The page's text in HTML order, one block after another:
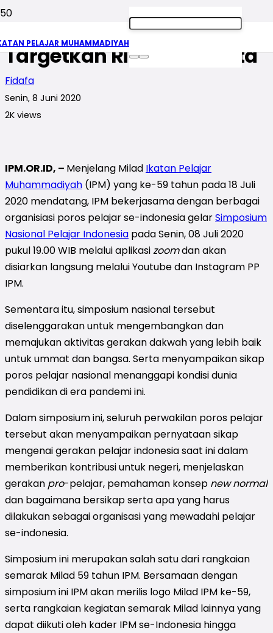
PELAJAR MUHAMMADIYAH
Semarak Milad IPM
Targetkan Ribuan Peserta
Fidafa
Senin, 8 Juni 2020
2K views
IPM.OR.ID, – Menjelang Milad Ikatan Pelajar
Muhammadiyah (IPM) yang ke-59 tahun pada 18 Juli
2020 mendatang, IPM bekerjasama dengan berbagai
organisiasi poros pelajar se-indonesia gelarSimposium
Nasional Pelajar Indonesia pada Senin, 08 Juli 2020
pukul 19.00 WIB melalui aplikasizoomdan akan
disiarkan langsung melalui Youtube dan Instagram PP
IPM.
Sementara itu, simposium nasional tersebut
diselenggarakan untuk mengembangkan dan
memajukan aktivitas gerakan dakwah yang lebih baik
untuk ummat dan bangsa. Serta menyampaikan sikap
poros pelajar nasional menanggapi kondisi dunia
pendidikan di era pandemi ini.
Dalam simposium ini, seluruh perwakilan poros pelajar
tersebut akan menyampaikan pernyataan sikap
mengenai gerakan pelajar indonesia saat ini dalam
memberikan kontribusi untuk negeri, menjelaskan
gerakan pro-pelajar, pemahaman konsep new normal
dan bagaimana bersikap serta apa yang harus
dilakukan sebagai organisasi yang mewadahi pelajar
se-indonesia.
Simposium ini merupakan salah satu dari rangkaian
semarak Milad 59 tahun IPM. Bersamaan dengan
simposium ini IPM akan merilis logo Milad IPM ke-59,
serta rangkaian kegiatan semarak Milad lainnya yang
dapat diikuti oleh kader IPM se-Indonesia hingga